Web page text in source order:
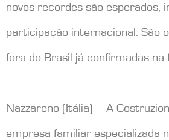
novos recordes são esperados,
participação internacional. São
fora do Brasil já confirmadas na
Nazzareno (Itália) – A
empresa familiar especializada